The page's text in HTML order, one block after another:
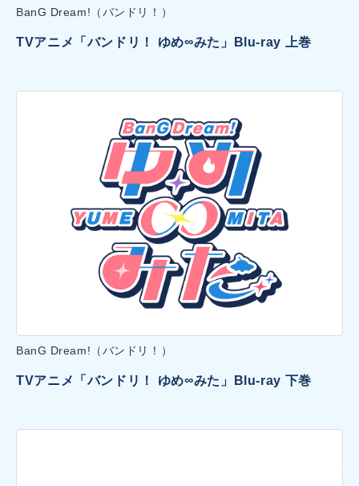
BanG Dream!（バンドリ！）
TVアニメ「バンドリ！ ゆめ∞みた」Blu-ray 上巻
BanG Dream!（バンドリ！）
TVアニメ「バンドリ！ ゆめ∞みた」Blu-ray 下巻